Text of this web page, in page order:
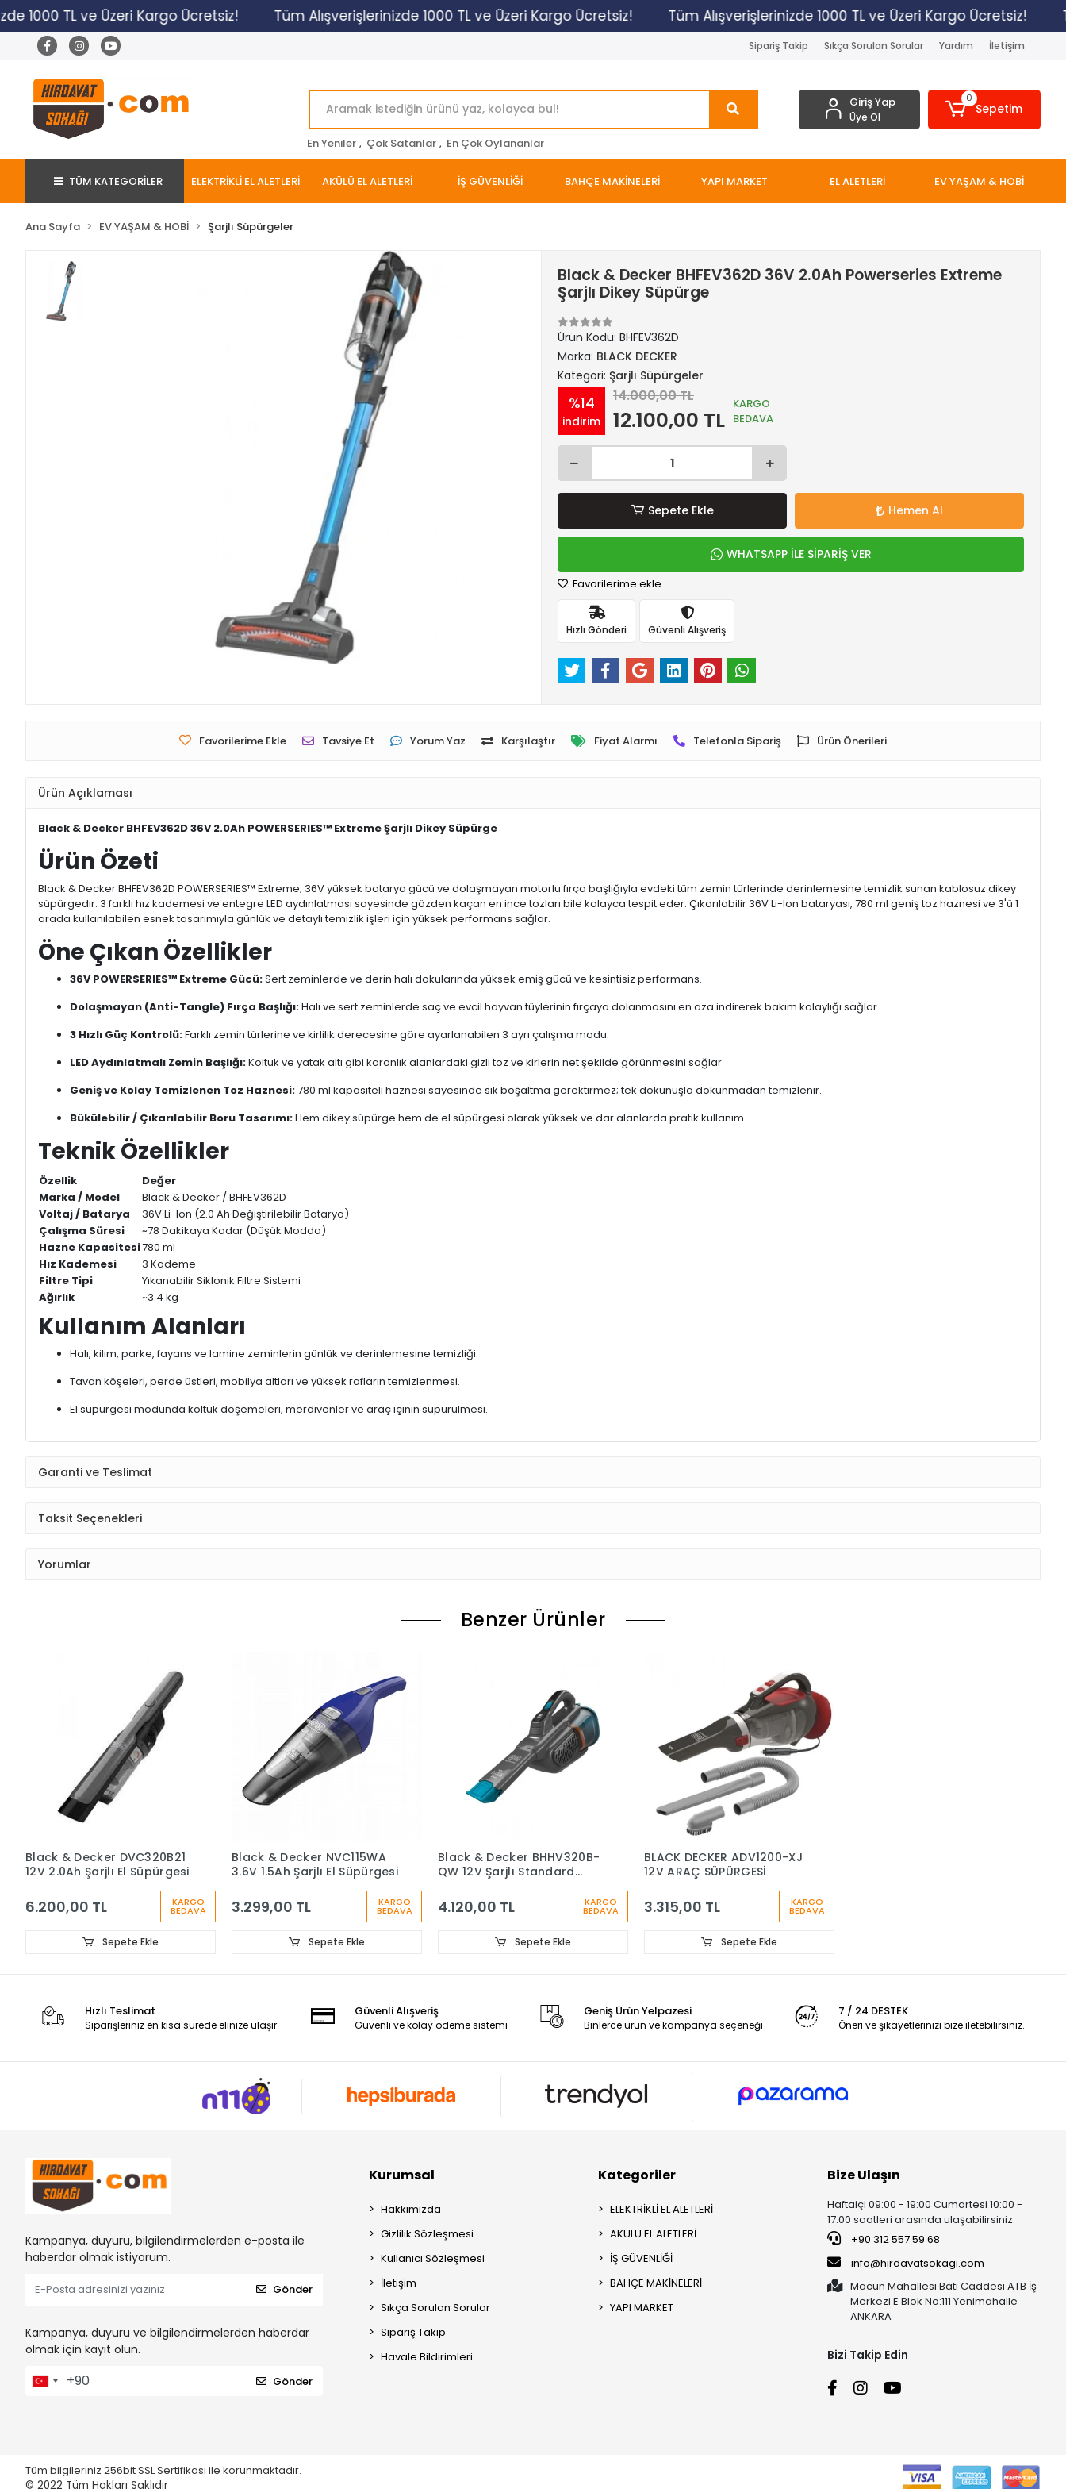
1000 TL ve Üzeri Kargo Ücretsiz! Tüm Alışverişlerinizde 1000 TL ve Üzeri Kargo Ücretsiz! Tüm Alışverişlerinizde 1000 TL ve Üzeri Kargo Ücretsiz!
Sipariş Takip Sıkça Sorulan Sorular Yardım İletişim
En Yeniler , Çok Satanlar , En Çok Oylananlar
Giriş Yap
Üye Ol
0
Sepetim
TÜM KATEGORİLER ELEKTRİKLİ EL ALETLERİ AKÜLÜ EL ALETLERİ İŞ GÜVENLİĞİ BAHÇE MAKİNELERİ YAPI MARKET EL ALETLERİ EV YAŞAM & HOBİ
Ana Sayfa EV YAŞAM & HOBİ Şarjlı Süpürgeler
Black & Decker BHFEV362D 36V 2.0Ah Powerseries Extreme
Şarjlı Dikey Süpürge
Ürün Kodu: BHFEV362D
Marka: BLACK DECKER
Kategori: Şarjlı Süpürgeler
%14
indirim
14.000,00 TL
12.100,00 TL
KARGO
BEDAVA
Sepete Ekle Hemen Al
WHATSAPP İLE SİPARİŞ VER
Favorilerime ekle
Hızlı Gönderi Güvenli Alışveriş
Favorilerime Ekle Tavsiye Et Yorum Yaz Karşılaştır Fiyat Alarmı Telefonla Sipariş Ürün Önerileri
Ürün Açıklaması
Black & Decker BHFEV362D 36V 2.0Ah POWERSERIES™ Extreme Şarjlı Dikey Süpürge
Ürün Özeti
Black & Decker BHFEV362D POWERSERIES™ Extreme; 36V yüksek batarya gücü ve dolaşmayan motorlu fırça başlığıyla evdeki tüm zemin türlerinde derinlemesine temizlik sunan kablosuz dikey
süpürgedir. 3 farklı hız kademesi ve entegre LED aydınlatması sayesinde gözden kaçan en ince tozları bile kolayca tespit eder. Çıkarılabilir 36V Li-Ion bataryası, 780 ml geniş toz haznesi ve 3'ü 1
arada kullanılabilen esnek tasarımıyla günlük ve detaylı temizlik işleri için yüksek performans sağlar.
Öne Çıkan Özellikler
36V POWERSERIES™ Extreme Gücü:Sert zeminlerde ve derin halı dokularında yüksek emiş gücü ve kesintisiz performans.
Dolaşmayan (Anti-Tangle) Fırça Başlığı:Halı ve sert zeminlerde saç ve evcil hayvan tüylerinin fırçaya dolanmasını en aza indirerek bakım kolaylığı sağlar.
3 Hızlı Güç Kontrolü:Farklı zemin türlerine ve kirlilik derecesine göre ayarlanabilen 3 ayrı çalışma modu.
LED Aydınlatmalı Zemin Başlığı:Koltuk ve yatak altı gibi karanlık alanlardaki gizli toz ve kirlerin net şekilde görünmesini sağlar.
Geniş ve Kolay Temizlenen Toz Haznesi:780 ml kapasiteli haznesi sayesinde sık boşaltma gerektirmez; tek dokunuşla dokunmadan temizlenir.
Bükülebilir / Çıkarılabilir Boru Tasarımı:Hem dikey süpürge hem de el süpürgesi olarak yüksek ve dar alanlarda pratik kullanım.
Teknik Özellikler
Özellik
Değer
Marka / Model
Black & Decker / BHFEV362D
Voltaj / Batarya
36V Li-Ion (2.0 Ah Değiştirilebilir Batarya)
Çalışma Süresi
~78 Dakikaya Kadar (Düşük Modda)
Hazne Kapasitesi780 ml
Hız Kademesi
3 Kademe
Filtre Tipi
Yıkanabilir Siklonik Filtre Sistemi
Ağırlık
~3.4 kg
Kullanım Alanları
Halı, kilim, parke, fayans ve lamine zeminlerin günlük ve derinlemesine temizliği.
Tavan köşeleri, perde üstleri, mobilya altları ve yüksek rafların temizlenmesi.
El süpürgesi modunda koltuk döşemeleri, merdivenler ve araç içinin süpürülmesi.
Garanti ve Teslimat
Taksit Seçenekleri
Yorumlar
Benzer Ürünler
Black & Decker DVC320B21
12V 2.0Ah Şarjlı El Süpürgesi
6.200,00 TL KARGO
BEDAVA
Sepete Ekle
Black & Decker NVC115WA
3.6V 1.5Ah Şarjlı El Süpürgesi
3.299,00 TL KARGO
BEDAVA
Sepete Ekle
Black & Decker BHHV320B-
QW 12V Şarjlı Standard
4.120,00 TL KARGO
BEDAVA
Sepete Ekle
BLACK DECKER ADV1200-XJ
12V ARAÇ SÜPÜRGESİ
3.315,00 TL KARGO
BEDAVA
Sepete Ekle
Hızlı Teslimat
Siparişleriniz en kısa sürede elinize ulaşır.
Güvenli Alışveriş
Güvenli ve kolay ödeme sistemi
Geniş Ürün Yelpazesi
Binlerce ürün ve kampanya seçeneği
7 / 24 DESTEK
Öneri ve şikayetlerinizi bize iletebilirsiniz.
Kampanya, duyuru, bilgilendirmelerden e-posta ile
haberdar olmak istiyorum.
Gönder
Kampanya, duyuru ve bilgilendirmelerden haberdar
olmak için kayıt olun.
Gönder
Kurumsal
Hakkımızda
Gizlilik Sözleşmesi
Kullanıcı Sözleşmesi
İletişim
Sıkça Sorulan Sorular
Sipariş Takip
Havale Bildirimleri
Kategoriler
ELEKTRİKLİ EL ALETLERİ
AKÜLÜ EL ALETLERİ
İŞ GÜVENLİĞİ
BAHÇE MAKİNELERİ
YAPI MARKET
Bize Ulaşın
Haftaiçi 09:00 - 19:00 Cumartesi 10:00 -
17:00 saatleri arasında ulaşabilirsiniz.
+90 312 557 59 68
info@hirdavatsokagi.com
Macun Mahallesi Batı Caddesi ATB İş
Merkezi E Blok No:111 Yenimahalle
ANKARA
Bizi Takip Edin
Tüm bilgileriniz 256bit SSL Sertifikası ile korunmaktadır.
© 2022 Tüm Hakları Saklıdır